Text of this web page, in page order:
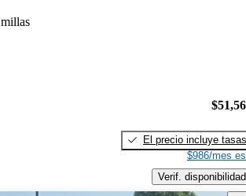
El precio incluye tasas
$986/mes
Verif. disponibilidad